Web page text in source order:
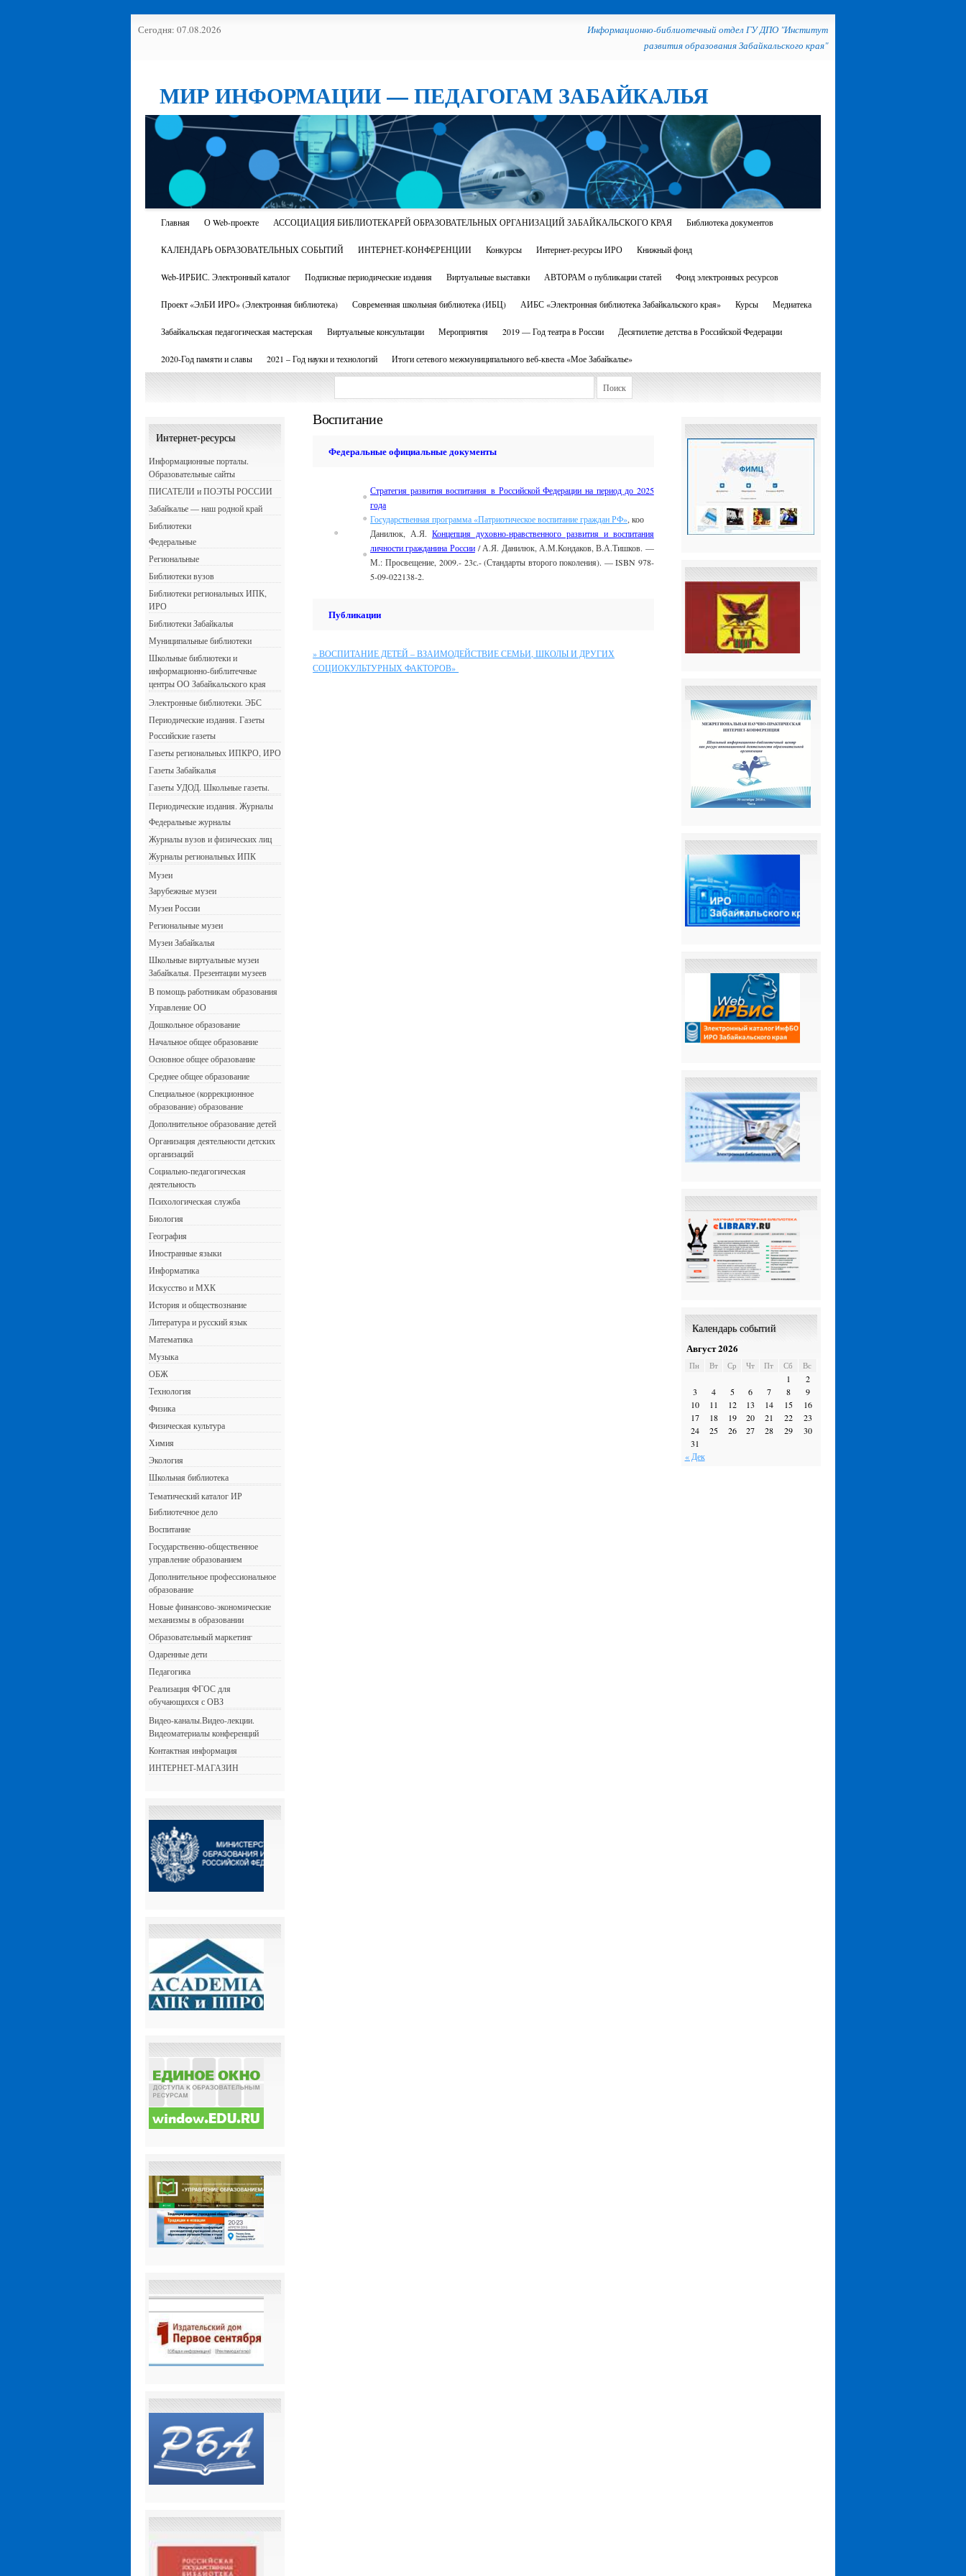
Информационно-библиотечный отдел ГУ ДПО "Институт
развития образования Забайкальского края"
Сегодня: 07.08.2026
МИР ИНФОРМАЦИИ — ПЕДАГОГАМ ЗАБАЙКАЛЬЯ
Главная О Web-проекте АССОЦИАЦИЯ БИБЛИОТЕКАРЕЙ ОБРАЗОВАТЕЛЬНЫХ ОРГАНИЗАЦИЙ ЗАБАЙКАЛЬСКОГО КРАЯ Библиотека документов
КАЛЕНДАРЬ ОБРАЗОВАТЕЛЬНЫХ СОБЫТИЙ ИНТЕРНЕТ-КОНФЕРЕНЦИИ Конкурсы Интернет-ресурсы ИРО Книжный фонд
Web-ИРБИС. Электронный каталог Подписные периодические издания Виртуальные выставки АВТОРАМ о публикации статей Фонд электронных ресурсов
Проект «ЭлБИ ИРО» (Электронная библиотека) Современная школьная библиотека (ИБЦ) АИБС «Электронная библиотека Забайкальского края» Курсы Медиатека
Забайкальская педагогическая мастерская Виртуальные консультации Мероприятия 2019 — Год театра в России Десятилетие детства в Российской Федерации
2020-Год памяти и славы 2021 – Год науки и технологий Итоги сетевого межмуниципального веб-квеста «Мое Забайкалье»
Воспитание
Федеральные официальные документы
Стратегия развития воспитания в Российской Федерации на период до 2025
года
Государственная программа «Патриотическое воспитание граждан РФ», коо
Данилюк, А.Я.Концепция духовно-нравственного развития и воспитания
личности гражданина России/ А.Я. Данилюк, А.М.Кондаков, В.А.Тишков. —
М.: Просвещение, 2009.- 23с.- (Стандарты второго поколения). — ISBN 978-
5-09-022138-2.
Публикации
» ВОСПИТАНИЕ ДЕТЕЙ – ВЗАИМОДЕЙСТВИЕ СЕМЬИ, ШКОЛЫ И ДРУГИХ
СОЦИОКУЛЬТУРНЫХ ФАКТОРОВ»
Интернет-ресурсы
Информационные порталы.
Образовательные сайты
ПИСАТЕЛИ и ПОЭТЫ РОССИИ
Забайкалье — наш родной край
Библиотеки
Федеральные
Региональные
Библиотеки вузов
Библиотеки региональных ИПК,
ИРО
Библиотеки Забайкалья
Муниципальные библиотеки
Школьные библиотеки и
информационно-библитечные
центры ОО Забайкальского края
Электронные библиотеки. ЭБС
Периодические издания. Газеты
Российские газеты
Газеты региональных ИПКРО, ИРО
Газеты Забайкалья
Газеты УДОД. Школьные газеты.
Периодические издания. Журналы
Федеральные журналы
Журналы вузов и физических лиц
Журналы региональных ИПК
Музеи
Зарубежные музеи
Музеи России
Региональные музеи
Музеи Забайкалья
Школьные виртуальные музеи
Забайкалья. Презентации музеев
В помощь работникам образования
Управление ОО
Дошкольное образование
Начальное общее образование
Основное общее образование
Среднее общее образование
Специальное (коррекционное
образование) образование
Дополнительное образование детей
Организация деятельности детских
организаций
Социально-педагогическая
деятельность
Психологическая служба
Биология
География
Иностранные языки
Информатика
Искусство и МХК
История и обществознание
Литература и русский язык
Математика
Музыка
ОБЖ
Технология
Физика
Физическая культура
Химия
Экология
Школьная библиотека
Тематический каталог ИР
Библиотечное дело
Воспитание
Государственно-общественное
управление образованием
Дополнительное профессиональное
образование
Новые финансово-экономические
механизмы в образовании
Образовательный маркетинг
Одаренные дети
Педагогика
Реализация ФГОС для
обучающихся с ОВЗ
Видео-каналы.Видео-лекции.
Видеоматериалы конференций
Контактная информация
ИНТЕРНЕТ-МАГАЗИН
Календарь событий
Август 2026
Пн Вт Ср Чт Пт Сб Вс
1
2
3
4 5 6 7 8
9
10
11 12 13 14 15
16
17
18 19 20 21 22
23
24
25 26 27 28 29
30
31
« Дек